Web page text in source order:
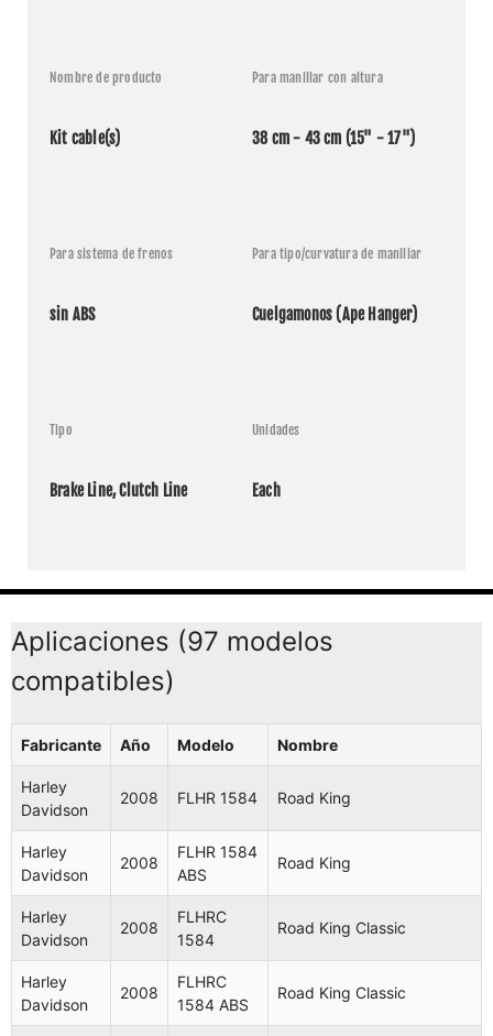
Nombre de producto
Kit cable(s)
Para manillar con altura
38 cm - 43 cm (15" - 17")
Para sistema de frenos
sin ABS
Para tipo/curvatura de manillar
Cuelgamonos (Ape Hanger)
Tipo
Brake Line, Clutch Line
Unidades
Each
Aplicaciones (97 modelos
compatibles)
Fabricante Año Modelo Nombre
Harley
Davidson
2008 FLHR 1584 Road King
Harley
Davidson
2008
FLHR 1584
ABS
Road King
Harley
Davidson
2008
FLHRC
1584
Road King Classic
Harley
Davidson
2008
FLHRC
1584 ABS
Road King Classic